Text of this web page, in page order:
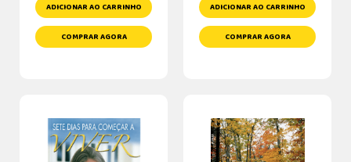
ADICIONAR AO CARRINHO
COMPRAR AGORA
ADICIONAR AO CARRINHO
COMPRAR AGORA